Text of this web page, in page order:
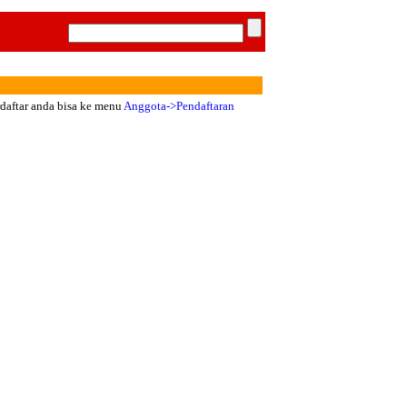
anda bisa ke menuAnggota->Pendaftaran